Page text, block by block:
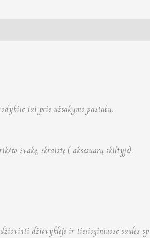
tai prie užsakymo pastabų.
žvakę, skraistę ( aksesuarų skiltyje).
džiovyklėje ir tiesioginiuose saulės